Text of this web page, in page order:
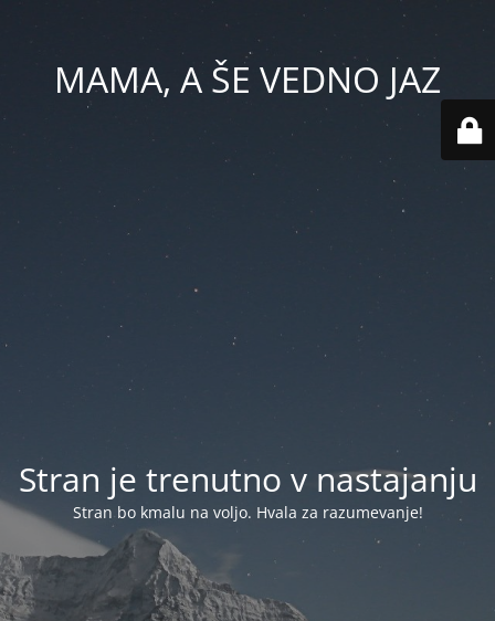
MAMA, A ŠE VEDNO JAZ
Stran je trenutno v nastajanju
Stran bo kmalu na voljo. Hvala za razumevanje!